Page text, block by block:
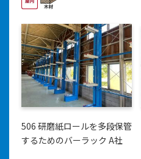
506 研磨紙ロールを多段保管
するためのバーラック A社